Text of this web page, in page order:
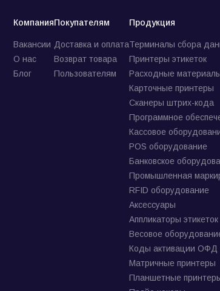
Компания
Вакансии
О нас
Блог
Покупателям
Доставка и оплата
Возврат товара
Пользователям
Продукция
Терминалы сбора
Принтеры этикеток
Расходные
Карточные принтеры
Сканеры штрих-кода
Программное
Кассовое
POS оборудование
Банковское
Промышленная
RFID оборудование
Аксессуары
Аппликаторы этикеток
Весовое
Коды активации ОФД
Матричные принтеры
Планшетные